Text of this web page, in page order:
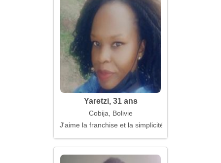
Yaretzi, 31 ans
Cobija, Bolivie
J'aime la franchise et la simplicité